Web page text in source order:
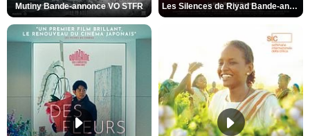
Mutiny Bande-annonce VO STFR Les Silences de Riyad Bande-annonce VO STFR